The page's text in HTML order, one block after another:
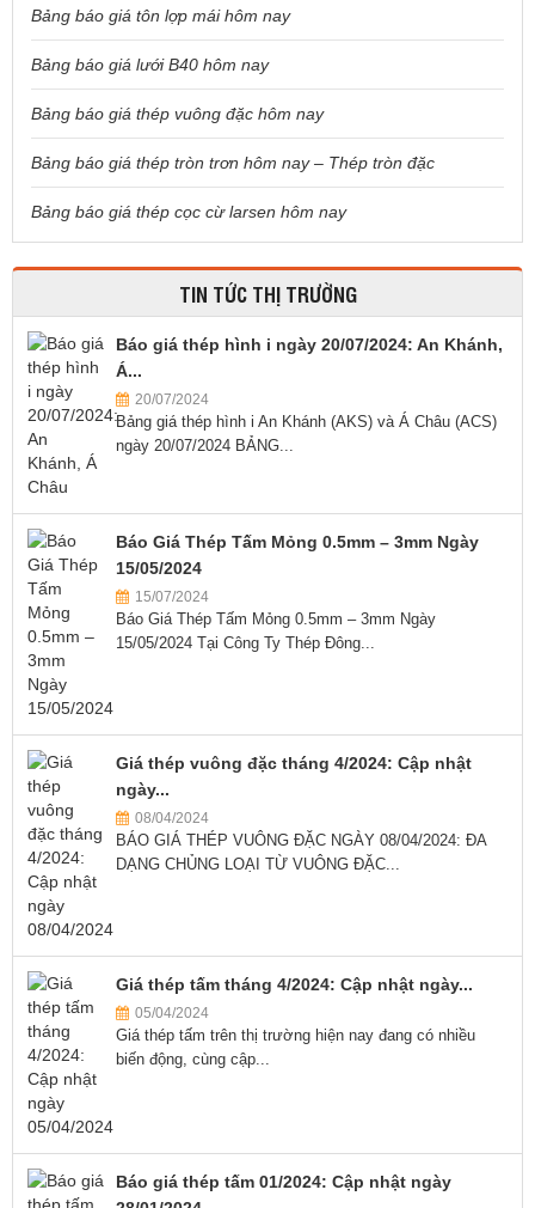
Bảng báo giá tôn lợp mái hôm nay
Bảng báo giá lưới B40 hôm nay
Bảng báo giá thép vuông đặc hôm nay
Bảng báo giá thép tròn trơn hôm nay – Thép tròn đặc
Bảng báo giá thép cọc cừ larsen hôm nay
TIN TỨC THỊ TRƯỜNG
Báo giá thép hình i ngày 20/07/2024: An Khánh,
Á...
20/07/2024
Bảng giá thép hình i An Khánh (AKS) và Á Châu (ACS)
ngày 20/07/2024 BẢNG...
Báo Giá Thép Tấm Mỏng 0.5mm – 3mm Ngày
15/05/2024
15/07/2024
Báo Giá Thép Tấm Mỏng 0.5mm – 3mm Ngày
15/05/2024 Tại Công Ty Thép Đông...
Giá thép vuông đặc tháng 4/2024: Cập nhật
ngày...
08/04/2024
BÁO GIÁ THÉP VUÔNG ĐẶC NGÀY 08/04/2024: ĐA
DẠNG CHỦNG LOẠI TỪ VUÔNG ĐẶC...
Giá thép tấm tháng 4/2024: Cập nhật ngày...
05/04/2024
Giá thép tấm trên thị trường hiện nay đang có nhiều
biến động, cùng cập...
Báo giá thép tấm 01/2024: Cập nhật ngày